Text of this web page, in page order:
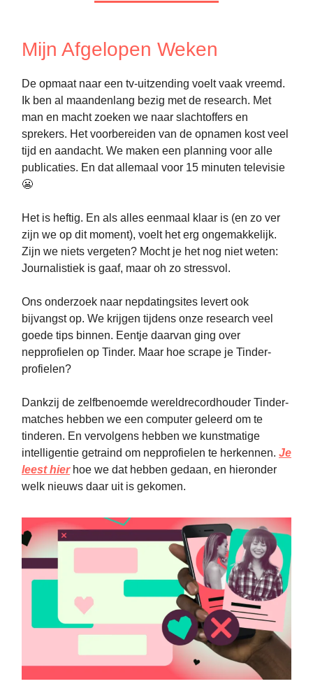
Mijn Afgelopen Weken
De opmaat naar een tv-uitzending voelt vaak vreemd.
Ik ben al maandenlang bezig met de research. Met
man en macht zoeken we naar slachtoffers en
sprekers. Het voorbereiden van de opnamen kost veel
tijd en aandacht. We maken een planning voor alle
publicaties. En dat allemaal voor 15 minuten televisie
😬
Het is heftig. En als alles eenmaal klaar is (en zo ver
zijn we op dit moment), voelt het erg ongemakkelijk.
Zijn we niets vergeten? Mocht je het nog niet weten:
Journalistiek is gaaf, maar oh zo stressvol.
Ons onderzoek naar nepdatingsites levert ook
bijvangst op. We krijgen tijdens onze research veel
goede tips binnen. Eentje daarvan ging over
nepprofielen op Tinder. Maar hoe scrape je Tinder-
profielen?
Dankzij de zelfbenoemde wereldrecordhouder Tinder-
matches hebben we een computer geleerd om te
tinderen. En vervolgens hebben we kunstmatige
intelligentie getraind om nepprofielen te herkennen. Je
leest hierhoe we dat hebben gedaan, en hieronder
welk nieuws daar uit is gekomen.